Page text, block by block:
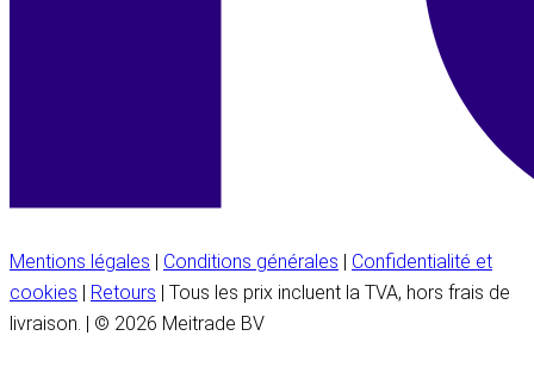
Mentions légales | Conditions générales | Confidentialité et
cookies | Retours | Tous les prix incluent la TVA, hors frais de
livraison. | © 2026 Meitrade BV